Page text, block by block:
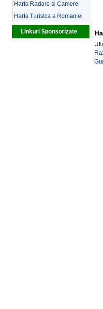
Harta Radare si Camere
Harta Turistca a Romaniei
Linkuri Sponsorizate